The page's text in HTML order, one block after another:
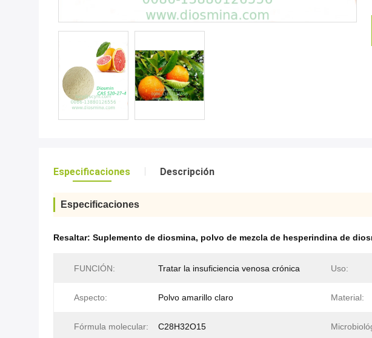
Especificaciones Descripción
Especificaciones
Resaltar: Suplemento de diosmina, polvo de mezcla de hesperindina de
FUNCIÓN: Tratar la insuficiencia venosa crónica Uso:
Aspecto: Polvo amarillo claro Material:
Fórmula molecular: C28H32O15